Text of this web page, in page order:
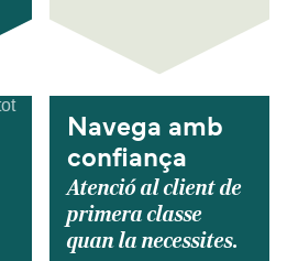
Navega amb
confiança
Atenció al client de
primera classe
quan la necessites.